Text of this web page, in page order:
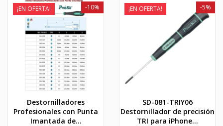
¡EN OFERTA!
Destornilladores
Profesionales con Punta
Imantada de...
-10% ¡EN OFERTA!
SD-081-TRIY06
Destornillador de precisión
TRI para iPhone...
-5%